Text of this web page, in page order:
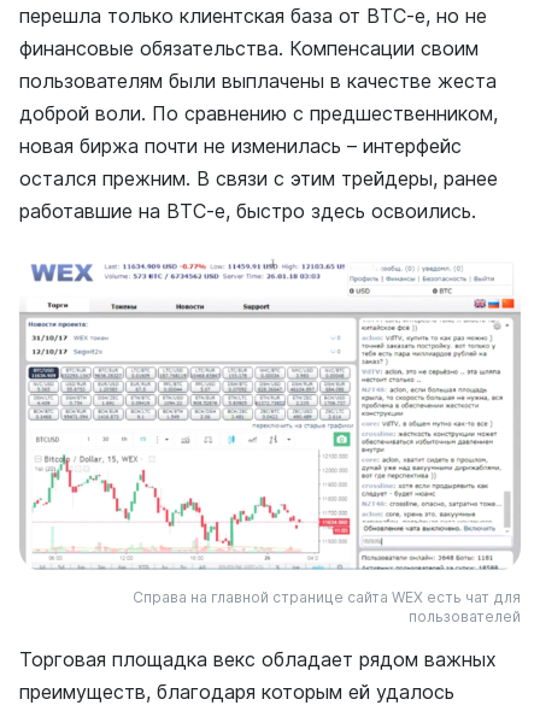
перешла только клиентская база от BTC-e, но не
финансовые обязательства. Компенсации своим
пользователям были выплачены в качестве жеста
доброй воли. По сравнению с предшественником,
новая биржа почти не изменилась – интерфейс
остался прежним. В связи с этим трейдеры, ранее
работавшие на BTC-e, быстро здесь освоились.
Справа на главной странице сайта WEX есть чат для
пользователей
Торговая площадка векс обладает рядом важных
преимуществ, благодаря которым ей удалось